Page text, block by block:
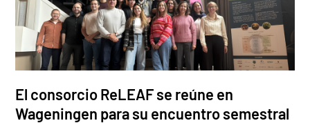
El consorcio ReLEAF se reúne en
Wageningen para su encuentro semestral